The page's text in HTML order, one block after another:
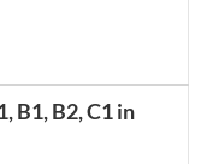
B1, B2, C1 in